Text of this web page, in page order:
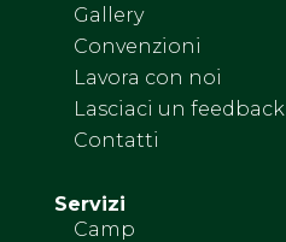
Gallery
Convenzioni
Lavora con noi
Lasciaci un feedback
Contatti
Servizi
Camp